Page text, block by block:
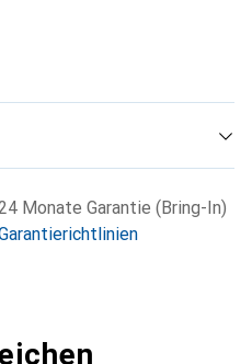
Monate Garantie (Bring-In)